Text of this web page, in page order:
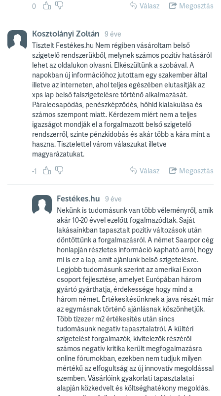
0
Válasz Megosztás
Kosztolányi Zoltán 9 éve
Tisztelt Festékes.hu Nem régiben vásároltam belső
szigetelő rendszerükből, melynek számos pozitív hatásáról
lehet az oldalukon olvasni. Elkészültünk a szobával. A
napokban új információhoz jutottam egy szakember által
illetve az interneten, ahol teljes egészében elutasítják az
xps lap belső falszigetelésre történő alkalmazását.
Páralecsapódás, penèszképződés, hőhíd kialakulása és
számos szempont miatt. Kérdezem miért nem a teljes
igazságot mondják el a forgalmazott belső szigetelő
rendszerről, szinte pénzkidobás és akár több a kára mint a
haszna. Tisztelettel várom válaszukat illetve
magyarázatukat.
-1
Válasz Megosztás
Festékes.hu 9 éve
Nekünk is tudomásunk van több véleményről, amik
akár 10-20 évvel ezelőtt fogalmazódtak. Saját
lakásainkban tapasztalt pozitív változások után
döntöttünk a forgalmazásról. A német Saarpor cég
honlapján részletes információ kapható arról, hogy
mi is ez a lap, amit ajánlunk belső szigetelésre.
Legjobb tudomásunk szerint az amerikai Exxon
csoport fejlesztése, amelyet Európában három
gyártó gyárthatja, érdekessége hogy mind a
három német. Értékesítésünknek a java részét már
az egymásnak történő ajánlásnak köszönhetjük.
Több tízezer m2 értékesítés után sincs
tudomásunk negatív tapasztalatról. A kültéri
szigetelést forgalmazók, kivitelezők részéről
számos negatív kritika került megfogalmazásra
online fórumokban, ezekben nem tudjuk milyen
mértékű az elfogultság az új innovatív megoldással
szemben. Vásárlóink gyakorlati tapasztalatai
alapján közkedvelt és költséghatékony megoldás.